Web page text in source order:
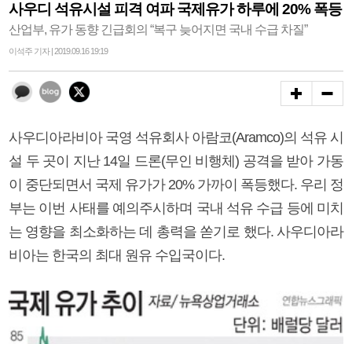
사우디 석유시설 피격 여파 국제유가 하루에 20% 폭등
산업부, 유가 동향 긴급회의 “복구 늦어지면 국내 수급 차질”
이석주 기자 | 2019.09.16 19:19
사우디아라비아 국영 석유회사 아람코(Aramco)의 석유 시
설 두 곳이 지난 14일 드론(무인 비행체) 공격을 받아 가동
이 중단되면서 국제 유가가 20% 가까이 폭등했다. 우리 정
부는 이번 사태를 예의주시하며 국내 석유 수급 등에 미치
는 영향을 최소화하는 데 총력을 쏟기로 했다. 사우디아라
비아는 한국의 최대 원유 수입국이다.